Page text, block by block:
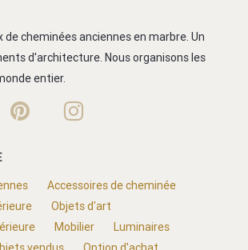
de cheminées anciennes en marbre. Un
d'architecture. Nous organisons les
entier.
Accessoires de cheminée
Objets d'art
Mobilier
Luminaires